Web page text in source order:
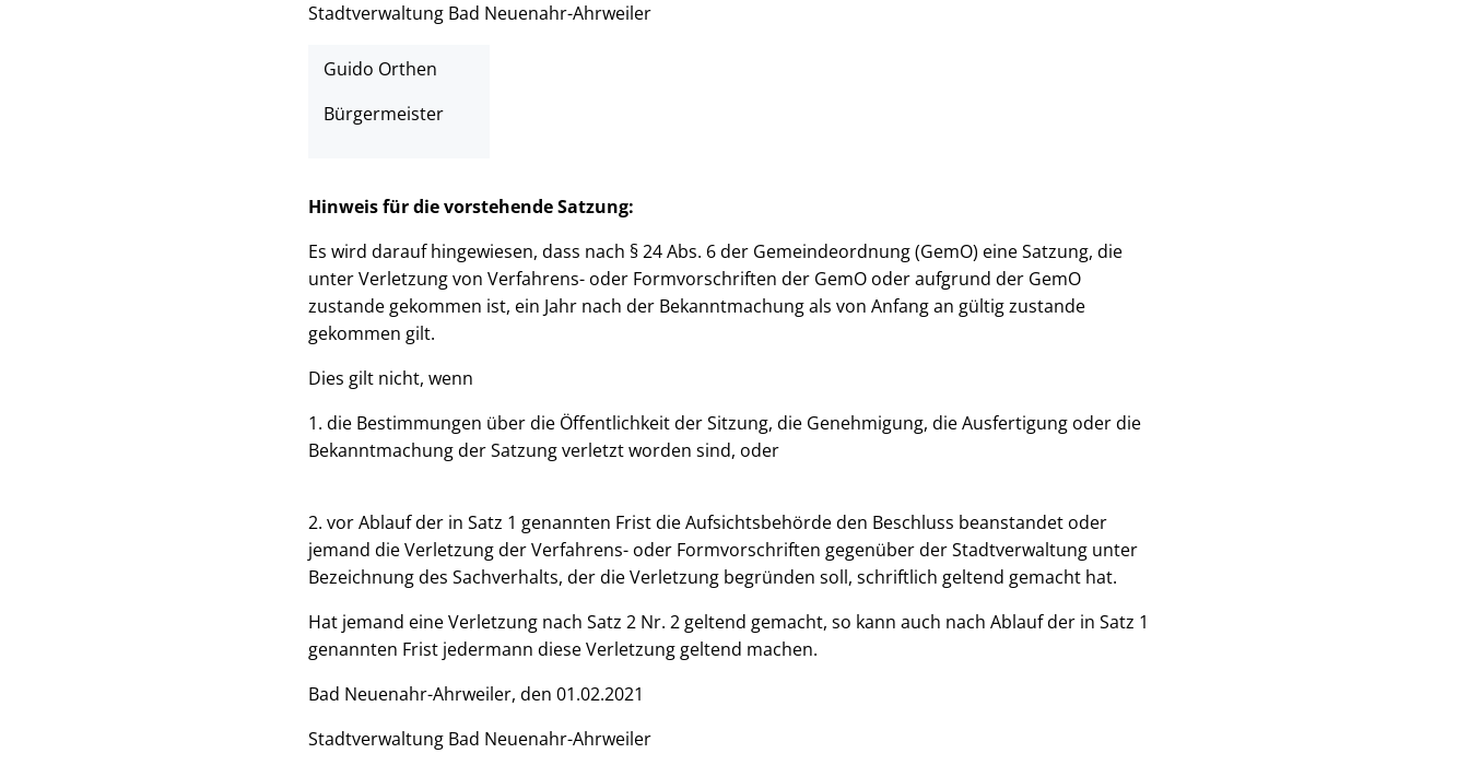
Stadtverwaltung Bad Neuenahr-Ahrweiler
Guido Orthen
Bürgermeister
Hinweis für die vorstehende Satzung:
Es wird darauf hingewiesen, dass nach § 24 Abs. 6 der Gemeindeordnung (GemO) eine Satzung, die
unter Verletzung von Verfahrens- oder Formvorschriften der GemO oder aufgrund der GemO
zustande gekommen ist, ein Jahr nach der Bekanntmachung als von Anfang an gültig zustande
gekommen gilt.
Dies gilt nicht, wenn
1. die Bestimmungen über die Öffentlichkeit der Sitzung, die Genehmigung, die Ausfertigung oder die
Bekanntmachung der Satzung verletzt worden sind, oder
2. vor Ablauf der in Satz 1 genannten Frist die Aufsichtsbehörde den Beschluss beanstandet oder
jemand die Verletzung der Verfahrens- oder Formvorschriften gegenüber der Stadtverwaltung unter
Bezeichnung des Sachverhalts, der die Verletzung begründen soll, schriftlich geltend gemacht hat.
Hat jemand eine Verletzung nach Satz 2 Nr. 2 geltend gemacht, so kann auch nach Ablauf der in Satz 1
genannten Frist jedermann diese Verletzung geltend machen.
Bad Neuenahr-Ahrweiler, den 01.02.2021
Stadtverwaltung Bad Neuenahr-Ahrweiler